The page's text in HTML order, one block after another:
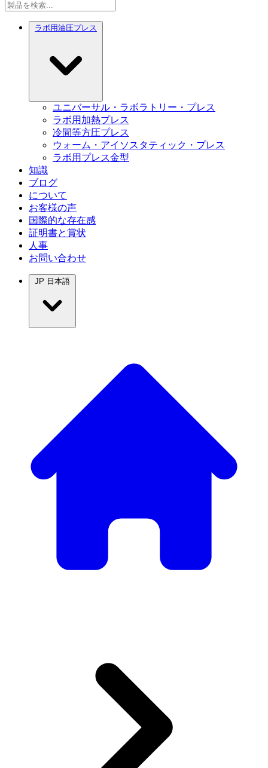
ラボ用油圧プレス
ユニバーサル・ラボラトリー・プレス
ラボ用加熱プレス
冷間等方圧プレス
ウォーム・アイソスタティック・プレス
ラボ用プレス金型
知識
ブログ
について
お客様の声
国際的な存在感
証明書と賞状
人事
お問い合わせ
JP 日本語